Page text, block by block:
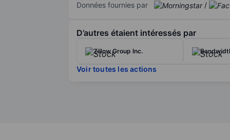
Données fournies par /
D’autres étaient intéressés par
Zillow Group Inc.
Voir toutes les actions